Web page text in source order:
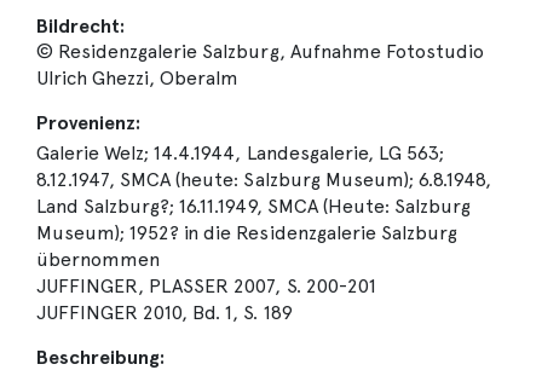
Bildrecht:
© Residenzgalerie Salzburg, Aufnahme Fotostudio
Ulrich Ghezzi, Oberalm
Provenienz:
Galerie Welz; 14.4.1944, Landesgalerie, LG 563;
8.12.1947, SMCA (heute: Salzburg Museum); 6.8.1948,
Land Salzburg?; 16.11.1949, SMCA (Heute: Salzburg
Museum); 1952? in die Residenzgalerie Salzburg
übernommen
JUFFINGER, PLASSER 2007, S. 200-201
JUFFINGER 2010, Bd. 1, S. 189
Beschreibung: